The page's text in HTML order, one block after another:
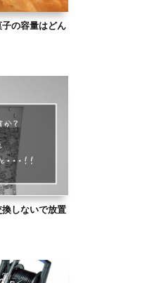
の容量はどん
換しないで放置